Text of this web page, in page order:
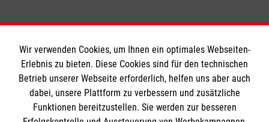
Informationen
Wir verwenden Cookies, um Ihnen ein optimales Webseiten-
Erlebnis zu bieten. Diese Cookies sind für den technischen
Betrieb unserer Webseite erforderlich, helfen uns aber auch
dabei, unsere Plattform zu verbessern und zusätzliche
Funktionen bereitzustellen. Sie werden zur besseren